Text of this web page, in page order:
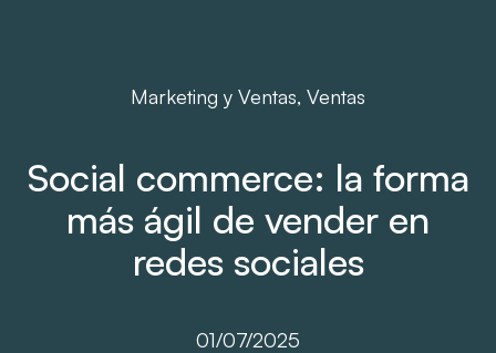
Marketing y Ventas, Ventas
Social commerce: la forma
más ágil de vender en
redes sociales
01/07/2025